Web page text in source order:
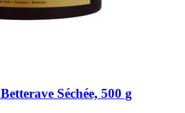
Betterave Séchée, 500 g